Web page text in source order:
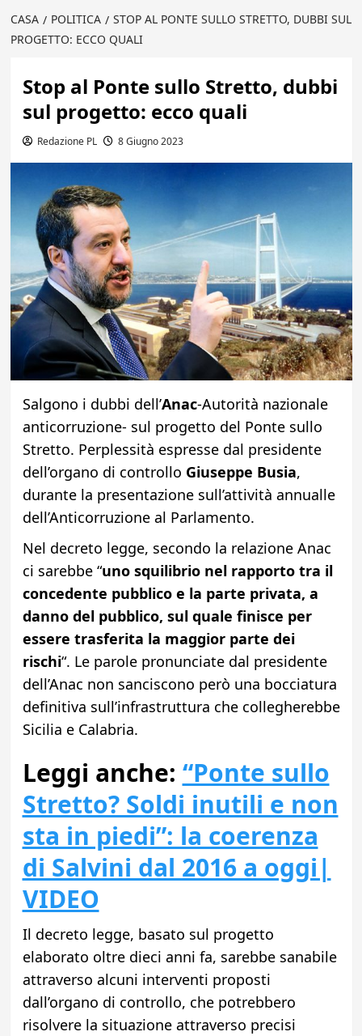
CASA POLITICA
STOP AL PONTE SULLO STRETTO, DUBBI SUL
PROGETTO: ECCO QUALI
Stop al Ponte sullo Stretto, dubbi
sul progetto: ecco quali
Redazione PL 8 Giugno 2023
Salgono i dubbi dell’Anac-Autorità nazionale
anticorruzione- sul progetto del Ponte sullo
Stretto. Perplessità espresse dal presidente
dell’organo di controllo Giuseppe Busia,
durante la presentazione sull’attività annualle
dell’Anticorruzione al Parlamento.
Nel decreto legge, secondo la relazione Anac
ci sarebbe “uno squilibrio nel rapporto tra il
concedente pubblico e la parte privata, a
danno del pubblico, sul quale finisce per
essere trasferita la maggior parte dei
rischi“. Le parole pronunciate dal presidente
dell’Anac non sanciscono però una bocciatura
definitiva sull’infrastruttura che collegherebbe
Sicilia e Calabria.
Leggi anche: “Ponte sullo
Stretto? Soldi inutili e non
sta in piedi”: la coerenza
di Salvini dal 2016 a oggi|
VIDEO
Il decreto legge, basato sul progetto
elaborato oltre dieci anni fa, sarebbe sanabile
attraverso alcuni interventi proposti
dall’organo di controllo, che potrebbero
risolvere la situazione attraverso precisi